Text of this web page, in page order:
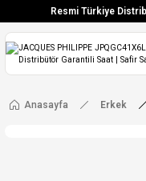
Resmi Türkiye
Aynı
Anasayfa Erkek